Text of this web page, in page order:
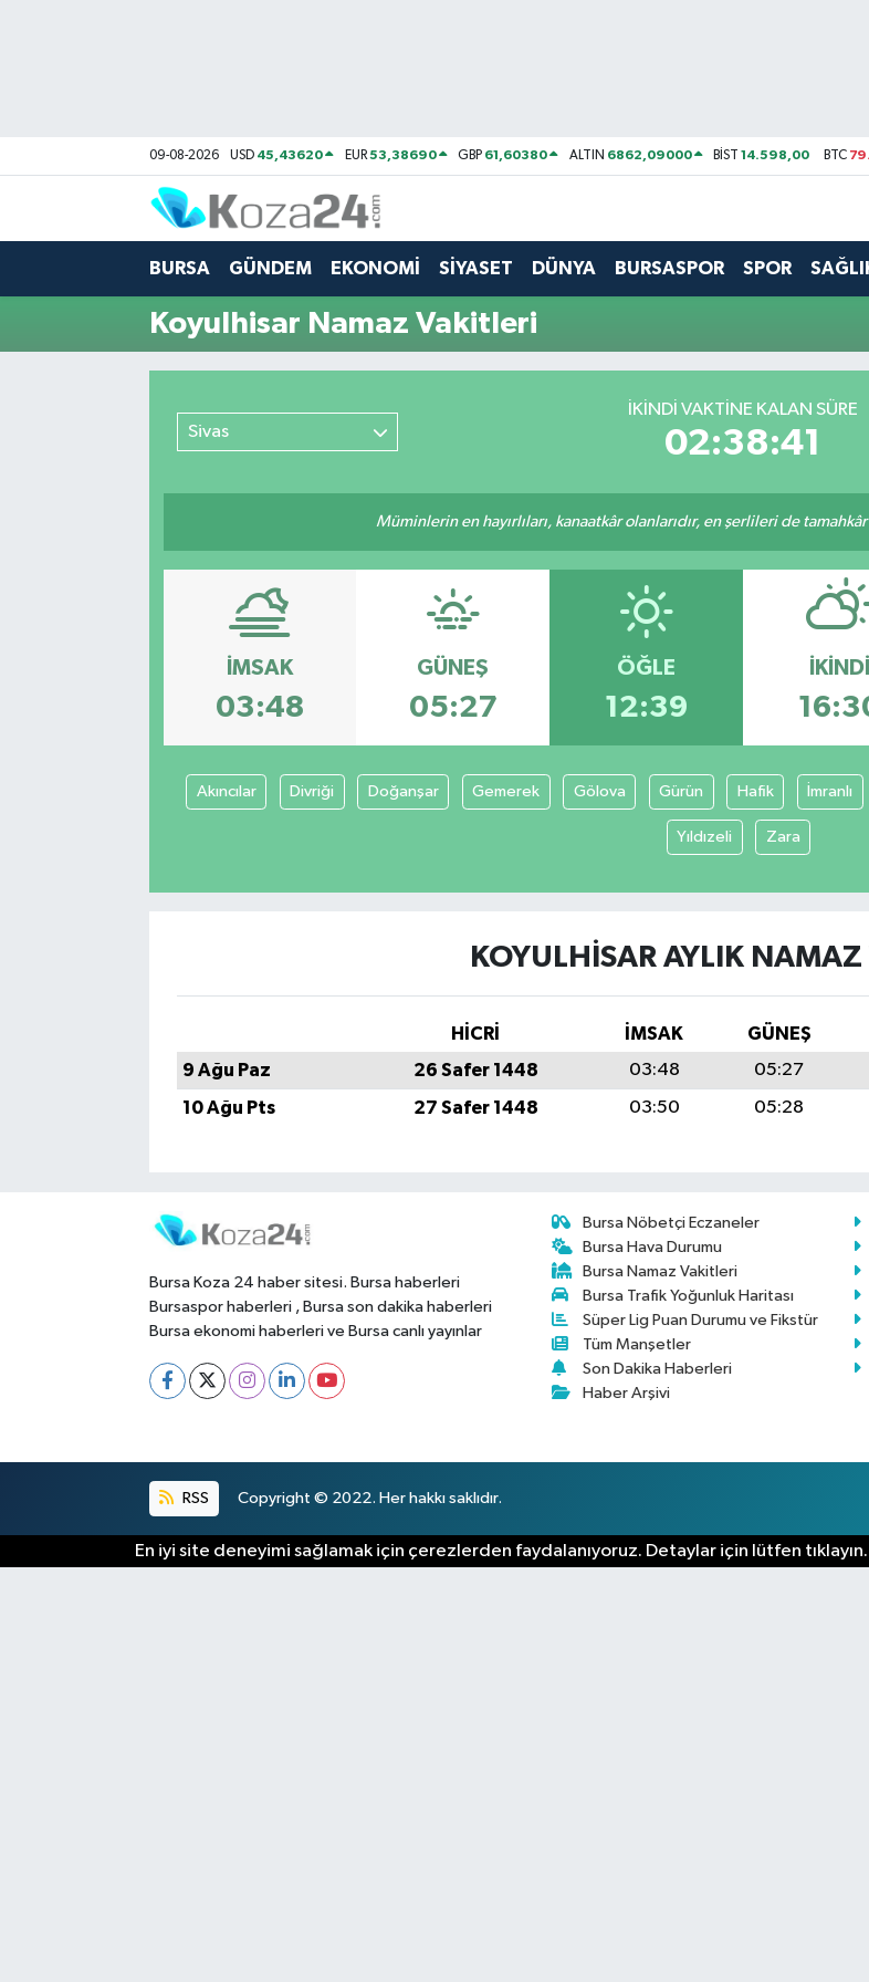
09-08-2026 USD 45,43620 EUR53,38690 GBP 61,60380 ALTIN 6862,09000 BİST14.598,00 BTC
BURSA GÜNDEM EKONOMİ SİYASET DÜNYA BURSASPOR SPOR
Koyulhisar Namaz Vakitleri
Sivas
İKINDI VAKTİNE KALAN SÜRE
02:38:41
Müminlerin en hayırlıları, kanaatkâr olanlarıdır, en şerlileri de
İMSAK
03:48
GÜNEŞ
05:27
ÖĞLE
12:39
İKINDI
Akıncılar Divriği Doğanşar Gemerek Gölova Gürün Hafik İmranlı
Yıldızeli Zara
KOYULHISAR AYLIK NAMAZ
HİCRİ İMSAK GÜNEŞ
9 Ağu Paz
26 Safer 1448 03:48 05:27
10 Ağu Pts
27 Safer 1448 03:50 05:28
Bursa Koza 24 haber sitesi. Bursa haberleri
Bursaspor haberleri , Bursa son dakika haberleri
Bursa ekonomi haberleri ve Bursa canlı yayınlar
Bursa Nöbetçi Eczaneler
Bursa Hava Durumu
Bursa Namaz Vakitleri
Bursa Trafik Yoğunluk Haritası
Süper Lig Puan Durumu ve Fikstür
Tüm Manşetler
Son Dakika Haberleri
Haber Arşivi
RSS Copyright © 2022. Her hakkı saklıdır.
En iyi site deneyimi sağlamak için çerezlerden faydalanıyoruz. Detaylar için lütfen tıklayın.
Bursa Namaz Vakitleri
Bursa Trafik Yoğunluk Haritası
Süper Lig Puan Durumu ve Fikstür
Son Dakika Haberleri